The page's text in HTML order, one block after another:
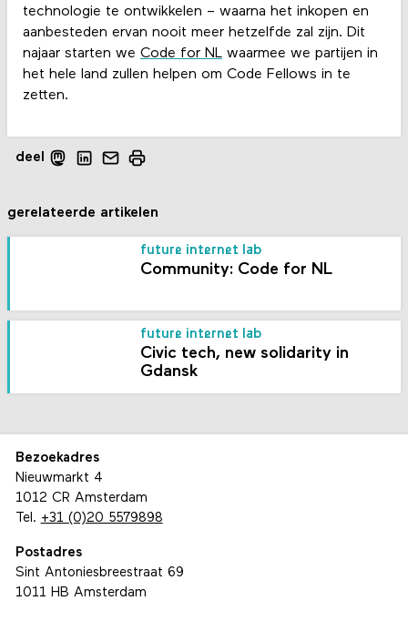
technologie te ontwikkelen – waarna het inkopen en
aanbesteden ervan nooit meer hetzelfde zal zijn. Dit
najaar starten we Code for NLwaarmee we partijen in
het hele land zullen helpen om Code Fellows in te
zetten.
deel
gerelateerde artikelen
future internet lab
Community: Code for NL
future internet lab
Civic tech, new solidarity in
Gdansk
Bezoekadres
Nieuwmarkt 4
1012 CR Amsterdam
Tel. +31 (0)20 5579898
Postadres
Sint Antoniesbreestraat 69
1011 HB Amsterdam